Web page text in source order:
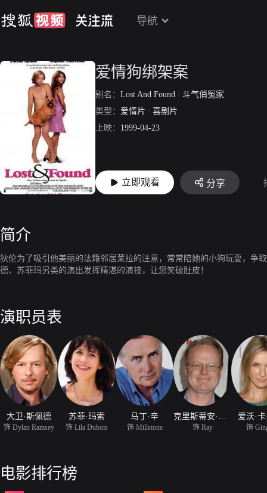
导航
爱情狗绑架案
别名： Lost And Found / 斗气俏冤家
类型： 爱情片 / 喜剧片
上映： 1999-04-23
立即观看 分享
简介
狄伦为了吸引他美丽的法籍邻居莱拉的注意，常常陪她的小狗玩耍，争
德、苏菲玛另类的演出发挥精湛的演技，让您笑破肚皮！
演职员表
大卫·斯佩德
饰 Dylan Ramsey
苏菲·玛索
饰 Lila Dubois
马丁·辛
饰 Millstone 饰 Ray
爱沃·
饰
电影排行榜